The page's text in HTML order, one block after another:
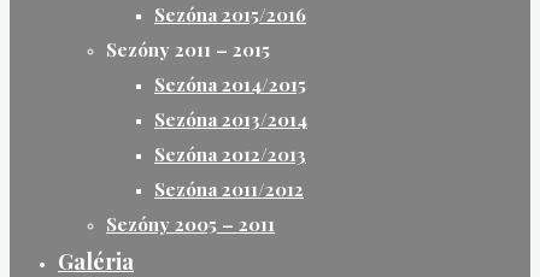
Sezóna 2015/2016
Sezóny 2011 – 2015
Sezóna 2014/2015
Sezóna 2013/2014
Sezóna 2012/2013
Sezóna 2011/2012
Sezóny 2005 – 2011
Galéria